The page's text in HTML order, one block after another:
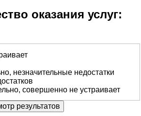
оказания услуг:
незначительные недостатки
совершенно не устраивает